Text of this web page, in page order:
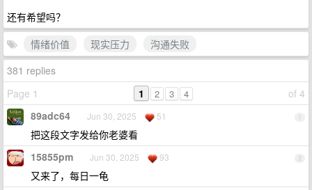
还有希望吗？
情绪价值
现实压力
沟通失败
381 replies
Page 1
of 4
1 2 3 4
1
89adc64 Jun 30, 2025 51
把这段文字发给你老婆看
2
15855pm Jun 30, 2025 93
又来了，每日一龟